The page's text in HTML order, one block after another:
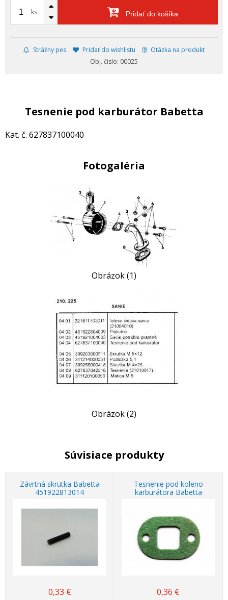
ks Pridať do košíka
Strážny pes Pridať do wishlistu
Otázka na produkt
Obj. čislo: 00025
Tesnenie pod karburátor Babetta
Kat. č. 627837100040
Fotogaléria
Obrázok (1)
Obrázok (2)
Súvisiace produkty
Závrtná skrutka Babetta
451922813014
0,33 €
Tesnenie pod koleno
karburátora Babetta
0,36 €